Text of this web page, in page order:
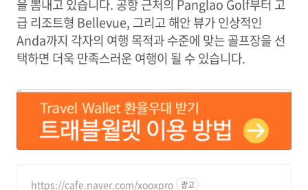
을 뽐내고 있습니다. 공항 근처의 Panglao Golf부터 고
급 리조트형 Bellevue, 그리고 해안 뷰가 인상적인
Anda까지 각자의 여행 목적과 수준에 맞는 골프장을 선
택하면 더욱 만족스러운 여행이 될 수 있습니다.
https://cafe.naver.com/xooxpro 광고